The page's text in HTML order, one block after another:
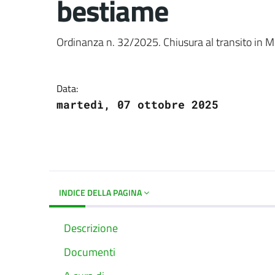
bestiame
Dettagli del
Ordinanza n. 32/2025. Chiusura al transito in
Data:
martedì, 07 ottobre 2025
INDICE DELLA PAGINA
Descrizione
Documenti